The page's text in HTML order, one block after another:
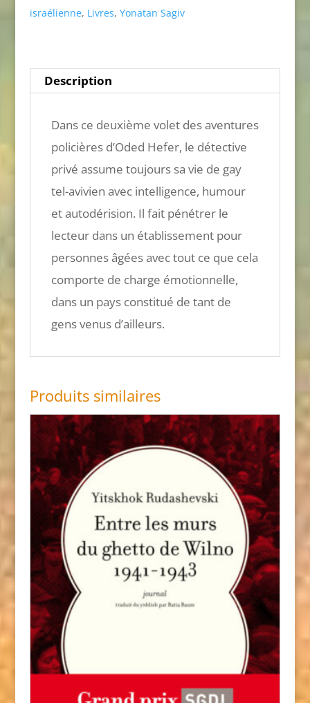
est
israélienne, Livres, Yonatan Sagiv
Description
Dans ce deuxième volet des aventures
policières d’Oded Hefer, le détective
privé assume toujours sa vie de gay
tel-avivien avec intelligence, humour
et autodérision. Il fait pénétrer le
lecteur dans un établissement pour
personnes âgées avec tout ce que cela
comporte de charge émotionnelle,
dans un pays constitué de tant de
gens venus d’ailleurs.
Produits similaires